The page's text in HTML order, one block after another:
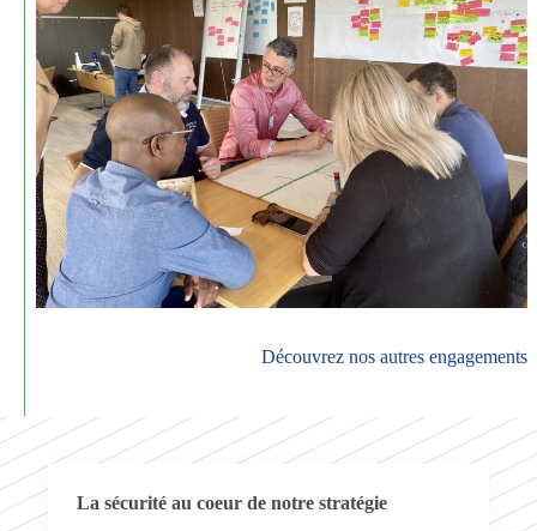
Découvrez nos autres engagements
La sécurité au coeur de notre stratégie